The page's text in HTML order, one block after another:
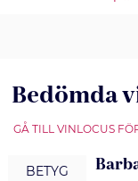
Bedömda
GÅ TILL VINLOCUS
BETYG